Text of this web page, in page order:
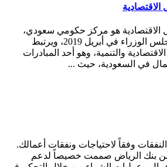
الاقتصادية هو مركز حكومي سعودي،
صدر قرار تنظيمه من مجلس الوزراء في أبريل 2019، ويرتبط
والتنمية، وهو أحد المبادرات
في السعودية، حيث ...
وفقاً لاحتياجات ونفقات أعمالك.
من بنك الرياض صممت خصيصاً لدعم